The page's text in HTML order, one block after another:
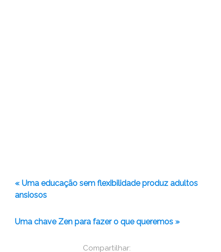
Compartilhar:
« Uma educação sem flexibilidade produz adultos
ansiosos
Uma chave Zen para fazer o que queremos »